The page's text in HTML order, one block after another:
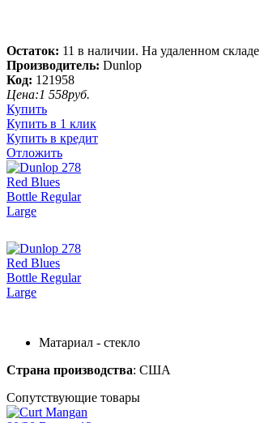
Остаток: 11 в наличии. На удаленном складе
Производитель: Dunlop
Код: 121958
Цена:1 558руб.
Купить
Купить в 1 клик
Купить в кредит
Отложить
Матариал - стекло
Страна производства: США
Сопутствующие товары